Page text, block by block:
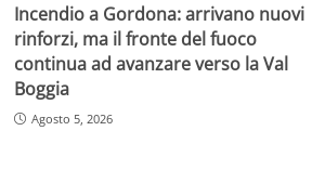
Incendio a Gordona: arrivano nuovi
rinforzi, ma il fronte del fuoco
continua ad avanzare verso la Val
Boggia
Agosto 5, 2026